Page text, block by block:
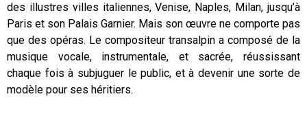
des illustres villes italiennes, Venise, Naples, Milan, jusqu’à
Paris et son Palais Garnier. Mais son œuvre ne comporte pas
que des opéras. Le compositeur transalpin a composé de la
musique vocale, instrumentale, et sacrée, réussissant
chaque fois à subjuguer le public, et à devenir une sorte de
modèle pour ses héritiers.